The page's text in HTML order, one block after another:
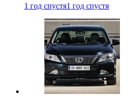
1 год спустя1 год спустя